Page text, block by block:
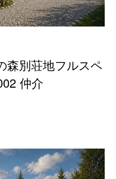
森別荘地フルスペ
仲介